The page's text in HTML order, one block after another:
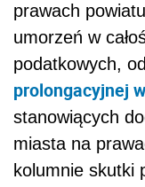
prawach
umorzeń w
podatkowych,
prolongacyjnej
stanowiących
miasta na
kolumnie skutki